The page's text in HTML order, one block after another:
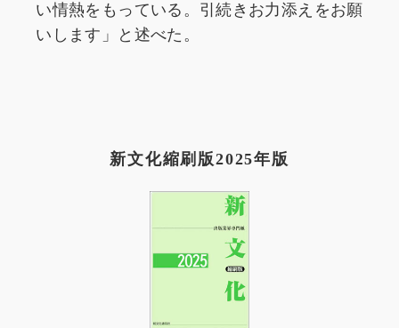
い情熱をもっている。引続きお力添えをお願
いします」と述べた。
新文化縮刷版2025年版